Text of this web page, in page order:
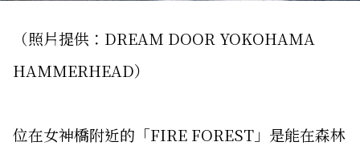
（照片提供：DREAM DOOR YOKOHAMA
HAMMERHEAD）
位在女神橋附近的「FIRE FOREST」是能在森林